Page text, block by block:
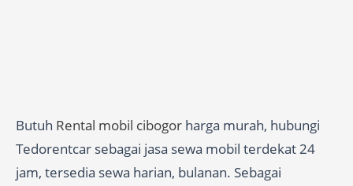
Butuh Rental mobil cibogor harga murah, hubungi
Tedorentcar sebagai jasa sewa mobil terdekat 24
jam, tersedia sewa harian, bulanan. Sebagai